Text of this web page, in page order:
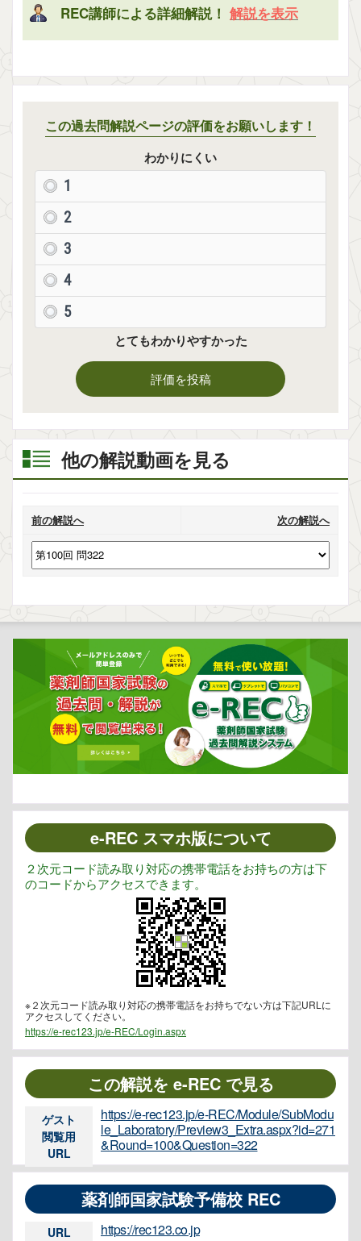
REC講師による詳細解説！ 解説を表示
この過去問解説ページの評価をお願いします！
わかりにくい
1
2
3
4
5
とてもわかりやすかった
評価を投稿
他の解説動画を見る
前の解説へ 次の解説へ
e-REC スマホ版について
２次元コード読み取り対応の携帯電話をお持ちの方は下
のコードからアクセスできます。
※２次元コード読み取り対応の携帯電話をお持ちでない方は下記URLに
アクセスしてください。
https://e-rec123.jp/e-REC/Login.aspx
この解説を e-REC で見る
ゲスト
閲覧用
URL
https://e-rec123.jp/e-REC/Module/SubModu
le_Laboratory/Preview3_Extra.aspx?id=271
&Round=100&Question=322
薬剤師国家試験予備校 REC
URL https://rec123.co.jp